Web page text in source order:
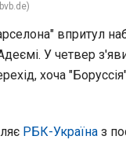
впритул
У четвер
хоча
РБК-Україна з